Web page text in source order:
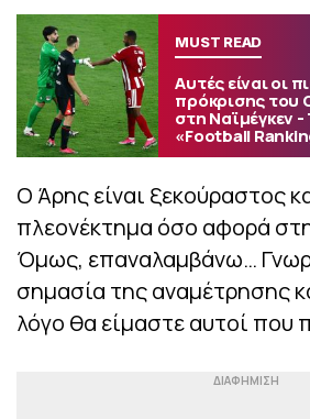
MUST READ
Αυτές είναι οι
πρόκρισης του
στη Ναϊμέγκεν -
«Football
Ο Άρης είναι ξεκούραστος
πλεονέκτημα όσο αφορά
Όμως, επαναλαμβάνω…
σημασία της αναμέτρησης
λόγο θα είμαστε αυτοί που